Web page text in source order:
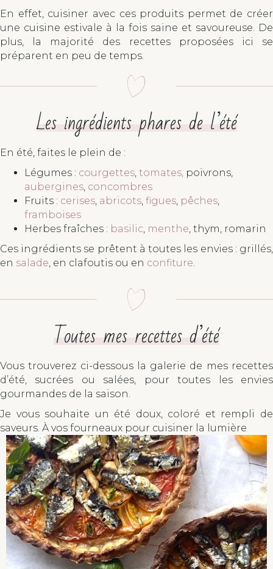
En effet, cuisiner avec ces produits permet de créer
une cuisine estivale à la fois saine et savoureuse. De
plus, la majorité des recettes proposées ici se
préparent en peu de temps.
Les ingrédients phares de l’été
En été, faites le plein de :
Légumes : courgettes, tomates, poivrons,
aubergines, concombres
Fruits : cerises, abricots, figues, pêches,
framboises
Herbes fraîches : basilic, menthe, thym, romarin
Ces ingrédients se prêtent à toutes les envies : grillés,
en salade, en clafoutis ou en confiture.
Toutes mes recettes d’été
Vous trouverez ci-dessous la galerie de mes recettes
d’été, sucrées ou salées, pour toutes les envies
gourmandes de la saison.
Je vous souhaite un été doux, coloré et rempli de
saveurs. À vos fourneaux pour cuisiner la lumière